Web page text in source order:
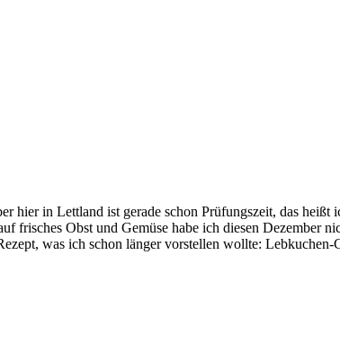
hier in Lettland ist gerade schon Prüfungszeit, das heißt
frisches Obst und Gemüse habe ich diesen Dezember
was ich schon länger vorstellen wollte: Lebkuchen-